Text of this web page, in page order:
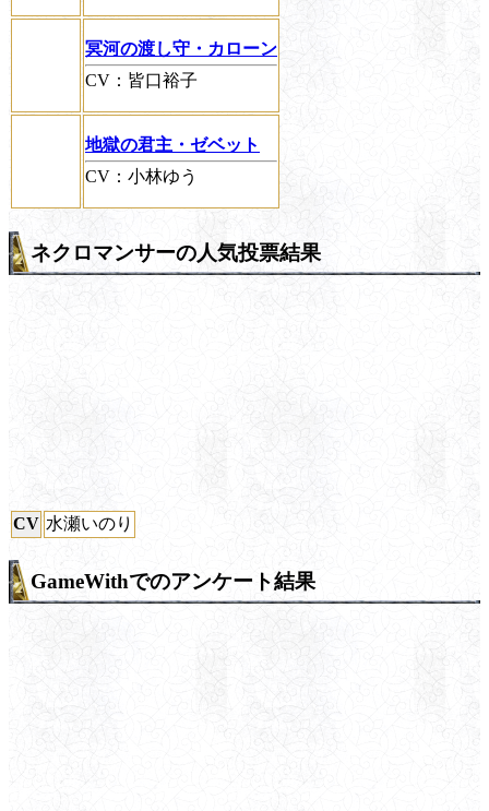
冥河の渡し守・カローン
CV：皆口裕子
地獄の君主・ゼベット
CV：小林ゆう
ネクロマンサーの人気投票結果
CV 水瀬いのり
GameWithでのアンケート結果